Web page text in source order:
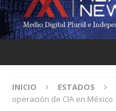
INICIO ESTADOS
operación de CIA en México